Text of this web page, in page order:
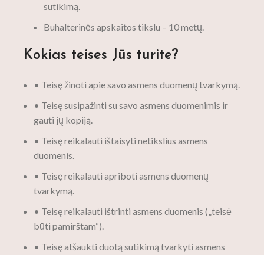
sutikimą.
Buhalterinės apskaitos tikslu – 10 metų.
Kokias teises Jūs turite?
• Teisę žinoti apie savo asmens duomenų tvarkymą.
• Teisę susipažinti su savo asmens duomenimis ir
gauti jų kopiją.
• Teisę reikalauti ištaisyti netikslius asmens
duomenis.
• Teisę reikalauti apriboti asmens duomenų
tvarkymą.
• Teisę reikalauti ištrinti asmens duomenis („teisė
būti pamirštam“).
• Teisę atšaukti duotą sutikimą tvarkyti asmens